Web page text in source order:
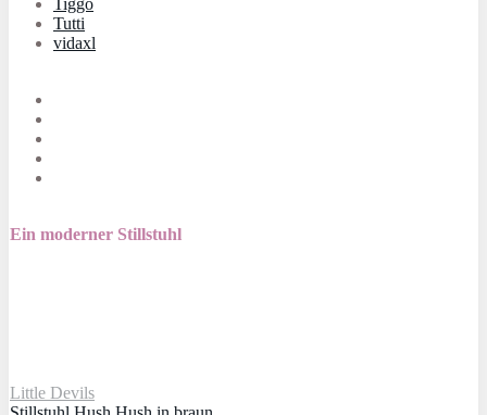
Tiggo
Tutti
vidaxl
Ein moderner Stillstuhl
Little Devils